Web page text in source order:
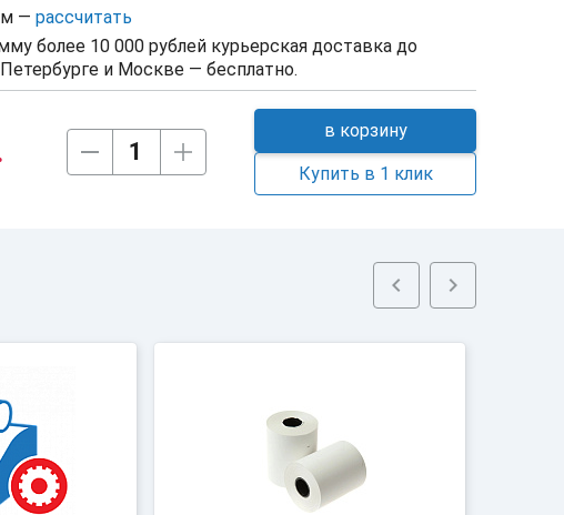
— рассчитать
более 10 000 рублей курьерская доставка до
и Москве — бесплатно.
в корзину
Купить в 1 клик
chevron_left chevron_right